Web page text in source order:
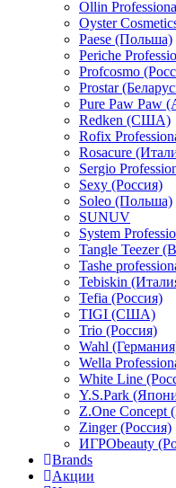
Ollin
Oyster
Paese (Польша)
Periche
Profcosmo
Prostar
Pure Paw Paw
Redken (США)
Rofix
Rosacure
Sergio
Sexy (Россия)
Soleo (Польша)
SUNUV
System
Tangle Teezer
Tashe
Tebiskin
Tefia (Россия)
TIGI (США)
Trio (Россия)
Wahl
Wella
White Line
Y.S.Park
Z.One Concept
Zinger (Россия)
ИГРОbeauty
Brands
Акции